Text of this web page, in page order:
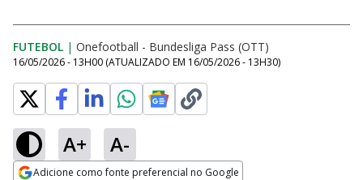
FUTEBOL | Onefootball - Bundesliga Pass (OTT)
16/05/2026 - 13H00 (ATUALIZADO EM 16/05/2026 - 13H30)
A+ A-
Adicione como fonte preferencial no Google